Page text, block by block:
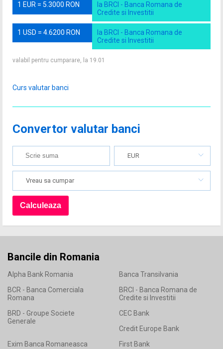
1 EUR = 5.3000 RON
la BRCI - Banca Romana de
Credite si Investitii
1 USD = 4.6200 RON
la BRCI - Banca Romana de
Credite si Investitii
valabil pentru cumparare, la 19.01
Curs valutar banci
Convertor valutar banci
EUR
Vreau sa cumpar
Bancile din Romania
Alpha Bank Romania
Banca Transilvania
BCR - Banca Comerciala
Romana
BRCI - Banca Romana de
Credite si Investitii
BRD - Groupe Societe
Generale
CEC Bank
Credit Europe Bank
Exim Banca Romaneasca
First Bank